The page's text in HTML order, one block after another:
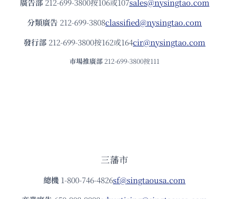
分類廣告 212-699-3808classified@nysingtao.com
發⾏部 212-699-3800按162或164cir@nysingtao.com
市場推廣部 212-699-3800按111
三藩市
總機 1-800-746-4826sf@singtaousa.com